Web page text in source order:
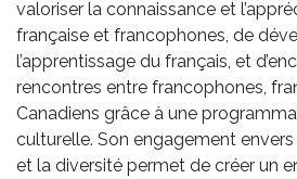
valoriser la connaissance et
française et francophones, de
l’apprentissage du français, et
rencontres entre francophones,
Canadiens grâce à une
culturelle. Son engagement
et la diversité permet de créer un